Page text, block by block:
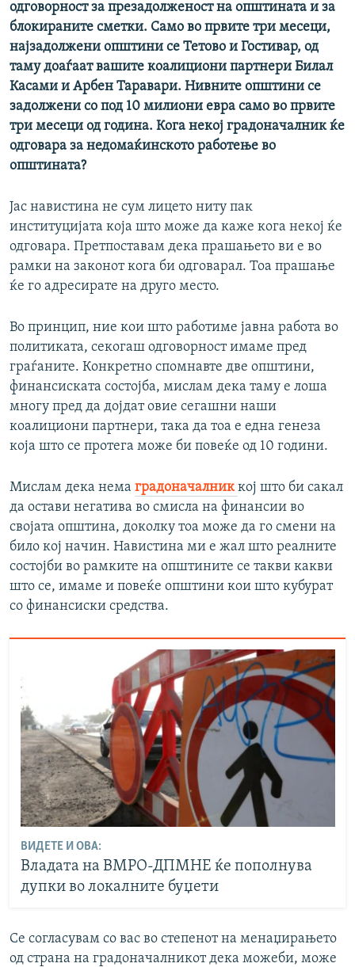
одговорност за презадолженост на општината и за
блокираните сметки. Само во првите три месеци,
најзадолжени општини се Тетово и Гостивар, од
таму доаѓаат вашите коалициони партнери Билал
Касами и Арбен Таравари. Нивните општини се
задолжени со под 10 милиони евра само во првите
три месеци од година. Кога некој градоначалник ќе
одговара за недомаќинското работење во
општината?
Јас навистина не сум лицето ниту пак
институцијата која што може да каже кога некој ќе
одговара. Претпоставам дека прашањето ви е во
рамки на законот кога би одговарал. Тоа прашање
ќе го адресирате на друго место.
Во принцип, ние кои што работиме јавна работа во
политиката, секогаш одговорност имаме пред
граѓаните. Конкретно спомнавте две општини,
финансиската состојба, мислам дека таму е лоша
многу пред да дојдат овие сегашни наши
коалициони партнери, така да тоа е една генеза
која што се протега може би повеќе од 10 години.
Мислам дека нема градоначалниккој што би сакал
да остави негатива во смисла на финансии во
својата општина, доколку тоа може да го смени на
било кој начин. Навистина ми е жал што реалните
состојби во рамките на општините се такви какви
што се, имаме и повеќе општини кои што кубурат
со финансиски средства.
ВИДЕТЕ И ОВА:
Владата на ВМРО-ДПМНЕ ќе пополнува
дупки во локалните буџети
Се согласувам со вас во степенот на менаџирањето
од страна на градоначалникот дека можеби, може